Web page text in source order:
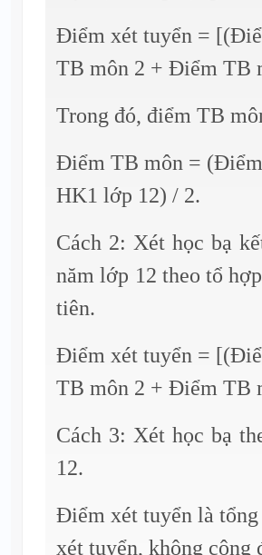
Điểm xét tuyển =
TB môn 2 + Điểm TB
Trong đó, điểm TB
Điểm TB môn =
HK1 lớp 12) / 2.
Cách 2: Xét học bạ
năm lớp 12 theo tổ
tiên.
Điểm xét tuyển =
TB môn 2 + Điểm TB
Cách 3: Xét học bạ
12.
Điểm xét tuyển là
xét tuyển, không cộng